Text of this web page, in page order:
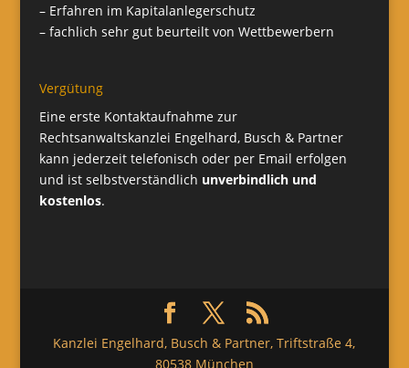
– Erfahren im Kapitalanlegerschutz
– fachlich sehr gut beurteilt von Wettbewerbern
Vergütung
Eine erste Kontaktaufnahme zur
Rechtsanwaltskanzlei Engelhard, Busch & Partner
kann jederzeit telefonisch oder per Email erfolgen
und ist selbstverständlich unverbindlich und
kostenlos.
Kanzlei Engelhard, Busch & Partner, Triftstraße 4,
80538 München